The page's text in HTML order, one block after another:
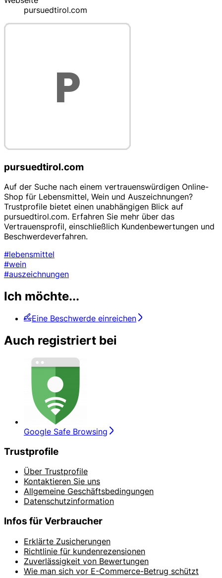
pursuedtirol.com
pursuedtirol.com
Auf der Suche nach einem vertrauenswürdigen Online-
Shop für Lebensmittel, Wein und Auszeichnungen?
Trustprofile bietet einen unabhängigen Blick auf
pursuedtirol.com. Erfahren Sie mehr über das
Vertrauensprofil, einschließlich Kundenbewertungen und
Beschwerdeverfahren.
#lebensmittel
#wein
#auszeichnungen
Ich möchte...
Eine Beschwerde einreichen
Auch registriert bei
Google Safe Browsing
Trustprofile
Über Trustprofile
Kontaktieren Sie uns
Allgemeine Geschäftsbedingungen
Datenschutzinformation
Infos für Verbraucher
Erklärte Zusicherungen
Richtlinie für kundenrezensionen
Zuverlässigkeit von Bewertungen
Wie man sich vor E-Commerce-Betrug schützt